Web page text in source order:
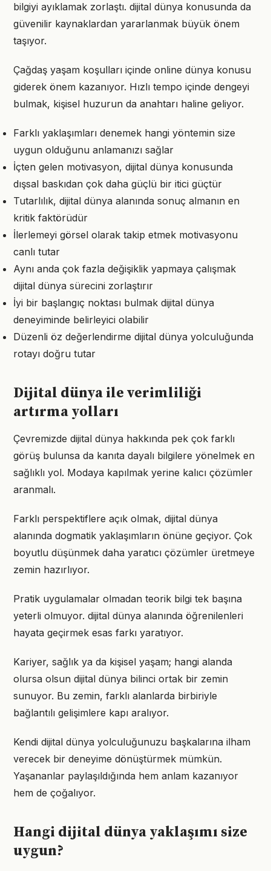
bilgiyi ayıklamak zorlaştı. dijital dünya konusunda da
güvenilir kaynaklardan yararlanmak büyük önem
taşıyor.
Çağdaş yaşam koşulları içinde online dünya konusu
giderek önem kazanıyor. Hızlı tempo içinde dengeyi
bulmak, kişisel huzurun da anahtarı haline geliyor.
Farklı yaklaşımları denemek hangi yöntemin size
uygun olduğunu anlamanızı sağlar
İçten gelen motivasyon, dijital dünya konusunda
dışsal baskıdan çok daha güçlü bir itici güçtür
Tutarlılık, dijital dünya alanında sonuç almanın en
kritik faktörüdür
İlerlemeyi görsel olarak takip etmek motivasyonu
canlı tutar
Aynı anda çok fazla değişiklik yapmaya çalışmak
dijital dünya sürecini zorlaştırır
İyi bir başlangıç noktası bulmak dijital dünya
deneyiminde belirleyici olabilir
Düzenli öz değerlendirme dijital dünya yolculuğunda
rotayı doğru tutar
Dijital dünya ile verimliliği
artırma yolları
Çevremizde dijital dünya hakkında pek çok farklı
görüş bulunsa da kanıta dayalı bilgilere yönelmek en
sağlıklı yol. Modaya kapılmak yerine kalıcı çözümler
aranmalı.
Farklı perspektiflere açık olmak, dijital dünya
alanında dogmatik yaklaşımların önüne geçiyor. Çok
boyutlu düşünmek daha yaratıcı çözümler üretmeye
zemin hazırlıyor.
Pratik uygulamalar olmadan teorik bilgi tek başına
yeterli olmuyor. dijital dünya alanında öğrenilenleri
hayata geçirmek esas farkı yaratıyor.
Kariyer, sağlık ya da kişisel yaşam; hangi alanda
olursa olsun dijital dünya bilinci ortak bir zemin
sunuyor. Bu zemin, farklı alanlarda birbiriyle
bağlantılı gelişimlere kapı aralıyor.
Kendi dijital dünya yolculuğunuzu başkalarına ilham
verecek bir deneyime dönüştürmek mümkün.
Yaşananlar paylaşıldığında hem anlam kazanıyor
hem de çoğalıyor.
Hangi dijital dünya yaklaşımı size
uygun?